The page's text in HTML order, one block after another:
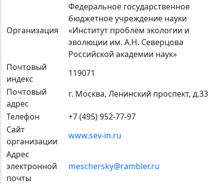
Организация
Федеральное государственное
бюджетное учреждение науки
«Институт проблем экологии и
эволюции им. А.Н. Северцова
Российской академии наук»
Почтовый
индекс
119071
Почтовый
адрес
г. Москва, Ленинский проспект, д.33
Телефон
+7 (495) 952-77-97
Сайт
организации
www.sev-in.ru
Адрес
электронной
почты
meschersky@rambler.ru